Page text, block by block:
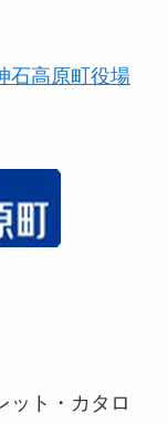
石高原町役場
ット・カタロ